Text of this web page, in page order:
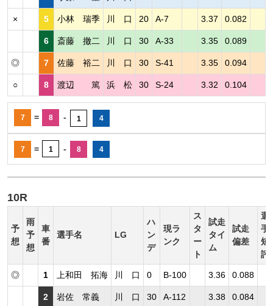
× 5 小林 瑞季 川 口 20 A-7 3.37 0.082
6 斎藤 撤二 川 口 30 A-33 3.35 0.089
◎ 7 佐藤 裕二 川 口 30 S-41 3.35 0.094
○ 8 渡辺 篤 浜 松 30 S-24 3.32 0.104
7 = 8 - 1 4
7 = 1 - 8 4
10R
予
想
雨
予
想
車
番
選手名 LG
ハ
ン
デ
現ラ
ンク
ス
タ
ー
ト
試走
タイ
ム
試走
偏差
選
手
短
評
◎ 1 上和田 拓海 川 口 0 B-100 3.36 0.088
2 岩佐 常義 川 口 30 A-112 3.38 0.084